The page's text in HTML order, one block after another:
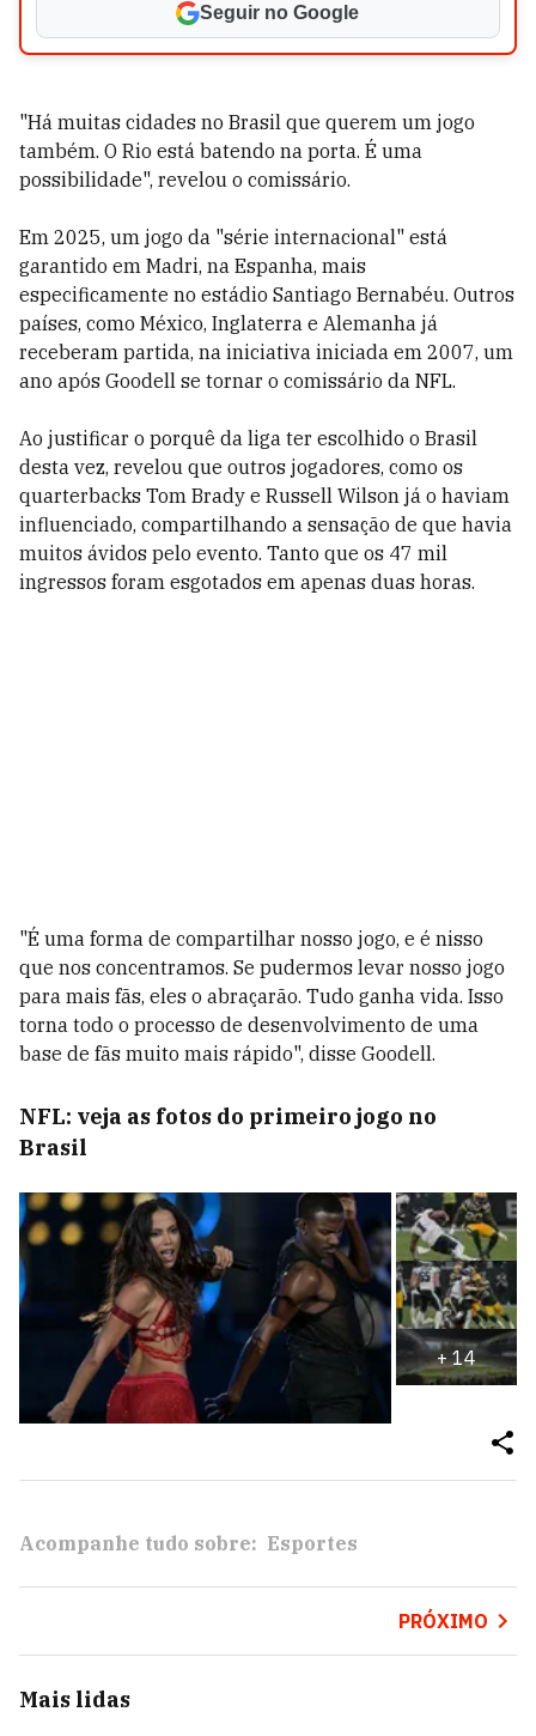
Seguir no Google
"Há muitas cidades no Brasil que querem um jogo
também. O Rio está batendo na porta. É uma
possibilidade", revelou o comissário.
Em 2025, um jogo da "série internacional" está
garantido em Madri, na Espanha, mais
especificamente no estádio Santiago Bernabéu. Outros
países, como México, Inglaterra e Alemanha já
receberam partida, na iniciativa iniciada em 2007, um
ano após Goodell se tornar o comissário da NFL.
Ao justificar o porquê da liga ter escolhido o Brasil
desta vez, revelou que outros jogadores, como os
quarterbacks Tom Brady e Russell Wilson já o haviam
influenciado, compartilhando a sensação de que havia
muitos ávidos pelo evento. Tanto que os 47 mil
ingressos foram esgotados em apenas duas horas.
"É uma forma de compartilhar nosso jogo, e é nisso
que nos concentramos. Se pudermos levar nosso jogo
para mais fãs, eles o abraçarão. Tudo ganha vida. Isso
torna todo o processo de desenvolvimento de uma
base de fãs muito mais rápido", disse Goodell.
NFL: veja as fotos do primeiro jogo no
Brasil
+14
Acompanhe tudo sobre: Esportes
PRÓXIMO
Mais lidas